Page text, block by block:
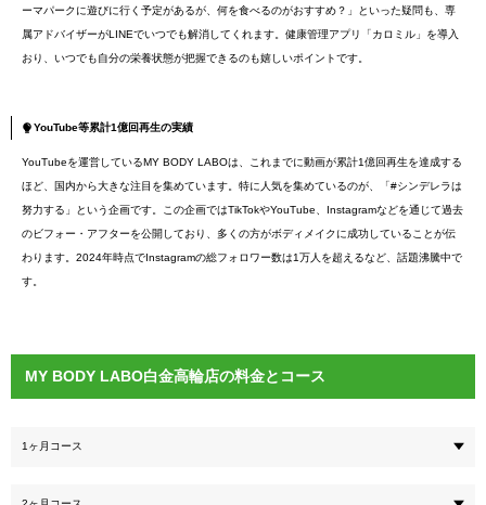
ーマパークに遊びに行く予定があるが、何を食べるのがおすすめ？」といった疑問も、専
属アドバイザーがLINEでいつでも解消してくれます。健康管理アプリ「カロミル」を導入
おり、いつでも自分の栄養状態が把握できるのも嬉しいポイントです。
YouTube等累計1億回再生の実績
YouTubeを運営しているMY BODY LABOは、これまでに動画が累計1億回再生を達成する
ほど、国内から大きな注目を集めています。特に人気を集めているのが、「#シンデレラは
努力する」という企画です。この企画ではTikTokやYouTube、Instagramなどを通じて過去
のビフォー・アフターを公開しており、多くの方がボディメイクに成功していることが伝
わります。2024年時点でInstagramの総フォロワー数は1万人を超えるなど、話題沸騰中で
す。
MY BODY LABO白金高輪店の料金とコース
1ヶ月コース